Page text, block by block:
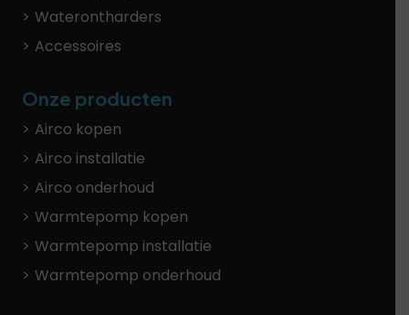
Waterontharders
Accessoires
Onze producten
Airco kopen
Airco installatie
Airco onderhoud
Warmtepomp kopen
Warmtepomp installatie
Warmtepomp onderhoud